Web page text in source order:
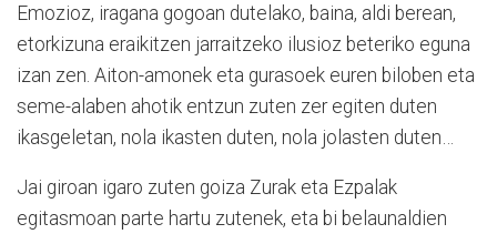
Emozioz, iragana gogoan dutelako, baina, aldi berean,
etorkizuna eraikitzen jarraitzeko ilusioz beteriko eguna
izan zen. Aiton-amonek eta gurasoek euren biloben eta
seme-alaben ahotik entzun zuten zer egiten duten
ikasgeletan, nola ikasten duten, nola jolasten duten…
Jai giroan igaro zuten goiza Zurak eta Ezpalak
egitasmoan parte hartu zutenek, eta bi belaunaldien